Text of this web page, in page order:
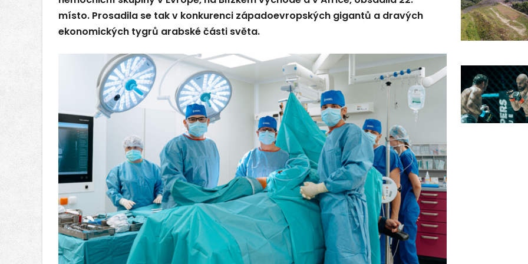
místo. Prosadila se tak v konkurenci západoevropských gigantů a dravých
ekonomických tygrů arabské části světa.